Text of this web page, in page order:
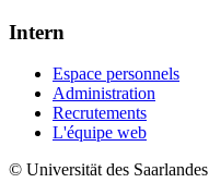
Intern
Espace personnels
Administration
Recrutements
L'équipe web
© Universität des Saarlandes